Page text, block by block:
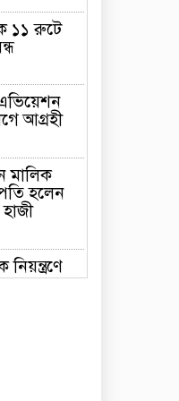
১১ রুটে
আগ্রহী
মালিক
হলেন